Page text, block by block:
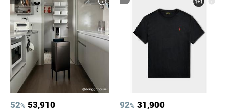
52% 53,910 92% 31,900